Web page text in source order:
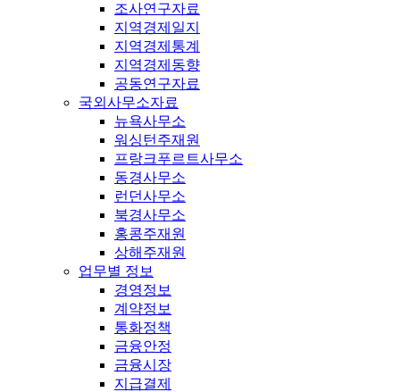
조사연구자료
지역경제일지
지역경제통계
지역경제동향
공동연구자료
국외사무소자료
뉴욕사무소
워싱턴주재원
프랑크푸르트사무소
동경사무소
런던사무소
북경사무소
홍콩주재원
상해주재원
업무별 정보
경영정보
계약정보
통화정책
금융안정
금융시장
지급결제